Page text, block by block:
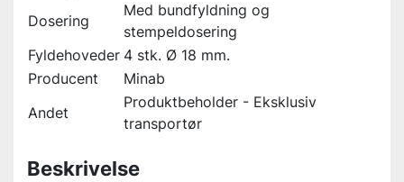
Dosering
Med bundfyldning og
stempeldosering
Fyldehoveder 4 stk. Ø 18 mm.
Producent
Minab
Andet
Produktbeholder - Eksklusiv
transportør
Beskrivelse